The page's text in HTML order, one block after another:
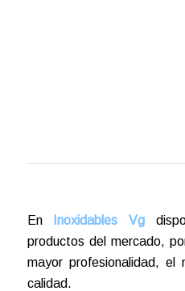
En Inoxidables Vg
productos del mercado,
mayor profesionalidad, el
calidad.